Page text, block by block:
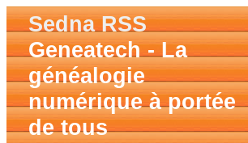
Sedna RSS
Geneatech - La
généalogie
numérique à portée
de tous